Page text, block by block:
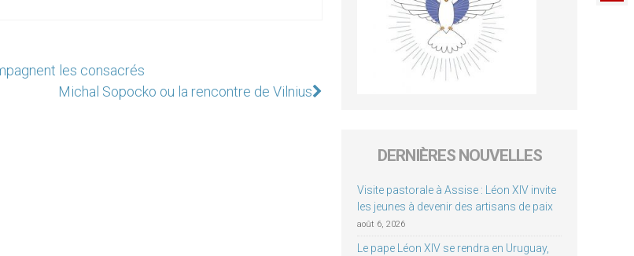
les consacrés
Michal Sopocko ou la rencontre de Vilnius
DERNIÈRES NOUVELLES
Visite pastorale à Assise : Léon XIV invite
les jeunes à devenir des artisans de paix
août 6, 2026
Le pape Léon XIV se rendra en Uruguay,